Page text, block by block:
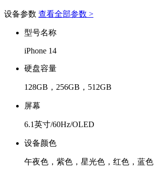
设备参数 查看全部参数 >
型号名称
iPhone 14
硬盘容量
128GB，256GB，512GB
屏幕
6.1英寸/60Hz/OLED
设备颜色
午夜色，紫色，星光色，红色，蓝色